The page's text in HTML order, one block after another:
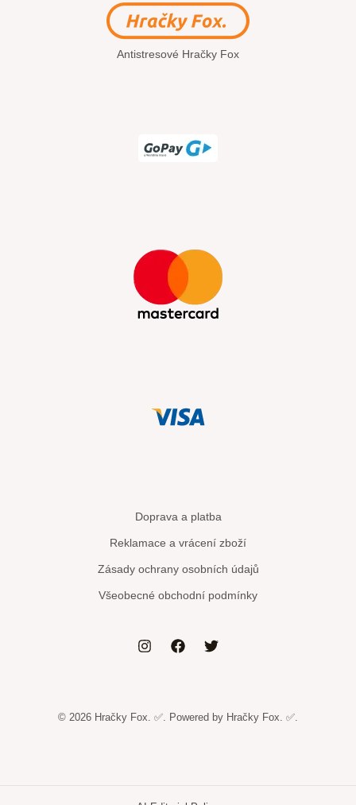
Antistresové Hračky Fox
Doprava a platba
Reklamace a vrácení zboží
Zásady ochrany osobních údajů
Všeobecné obchodní podmínky
© 2026 Hračky Fox. ✅. Powered by Hračky Fox. ✅.